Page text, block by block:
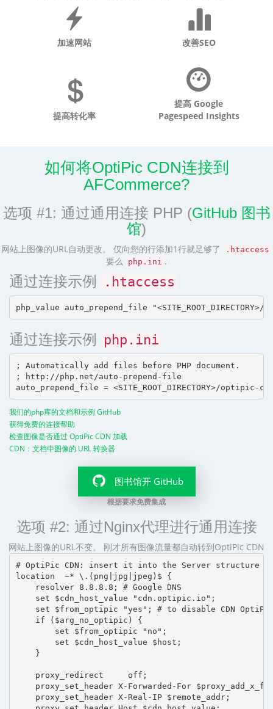
加速网站 改善SEO
提高转化率
提高 Google
Pagespeed Insights
如何将OptiPic CDN连接到
AFCommerce?
选项 #1: 通过通用连接 PHP (GitHub 图书
馆)
网站上图像的URL自动更改。 仅向您的行添加1行就足够了 .htaccess
要么 php.ini .
通过连接示例 .htaccess
通过连接示例 php.ini
; Automatically add files before PHP document.
; http://php.net/auto-prepend-file
我们的php库的文档和示例 GitHub
获得免费的连接帮助
检查图像是否通过 OptiPic CDN 加载
CDN：文档中图像的 URL 转换器
图书馆开 GitHub
根据要求免费集成
选项 #2: 通过Nginx代理进行通用连接
网站上图像的URL不变。 刚才所有图像流量都自动转到OptiPic CDN
# OptiPic CDN: insert it into the Server structure
location  ~* \.(png|jpg|jpeg)$ {
    resolver 8.8.8.8; # Google DNS
    set $cdn_host_value "cdn.optipic.io";
set $from_optipic "yes"; # to disable CDN
    if ($arg_no_optipic) {
        set $from_optipic "no";
        set $cdn_host_value $host;
    }
    proxy_redirect     off;
proxy_set_header X-Forwarded-For
    proxy_set_header X-Real-IP $remote_addr;